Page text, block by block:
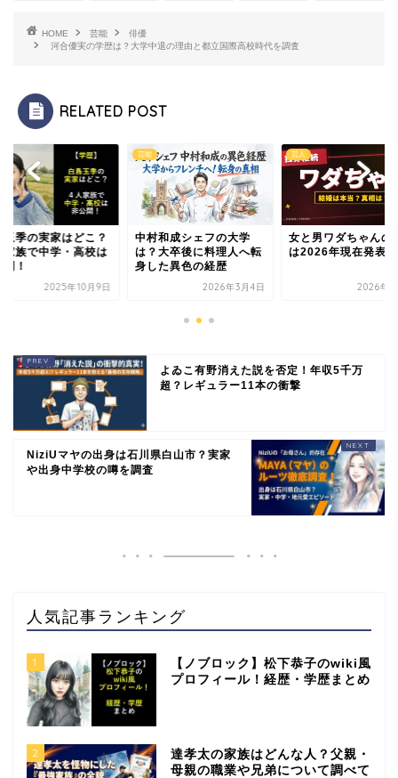
HOME 芸能
俳優
河合優実の学歴は？大学中退の理由と都立国際高校時代を調査
RELATED POST
玉季の実家はどこ？
家族で中学・高校は
！
2025年10月9日
芸能
中村和成シェフの大学
は？大卒後に料理人へ転
身した異色の経歴
2026年3月4日
芸人
女と男ワダちゃんの
は2026年現在発表
2026年5
よゐこ有野消えた説を否定！年収5千万
超？レギュラー11本の衝撃
NiziUマヤの出身は石川県白山市？実家
や出身中学校の噂を調査
人気記事ランキング
1
【ノブロック】松下恭子のwiki風
プロフィール！経歴・学歴まとめ
2
達孝太の家族はどんな人？父親・
母親の職業や兄弟について調べて